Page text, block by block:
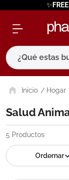
¿Qué estas
Hogar
Salud
5 Productos
términos
eucerin
2. protector
bioderma